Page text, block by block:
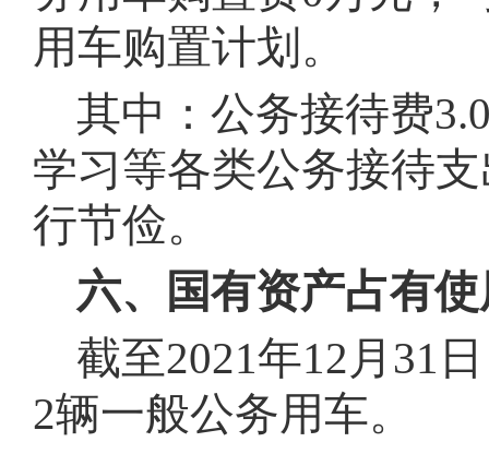
用车购置计划 。
其中：公务接待费
学习等各类公务接待
行节俭。
六、国有资产占有
截至2021年12月31
2辆一般公务用车。